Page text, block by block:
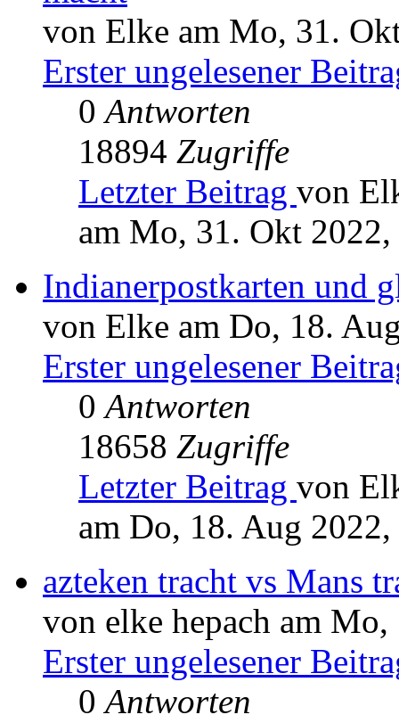
von Elke am Mo, 31.
Erster ungelesener
0Antworten
18894 Zugriffe
Letzter Beitrag von
am Mo, 31. Okt
Indianerpostkarten und
von Elke am Do, 18.
Erster ungelesener
0Antworten
18658 Zugriffe
Letzter Beitrag von
am Do, 18. Aug
azteken tracht vs Mans
von elke hepach am
Erster ungelesener
0Antworten